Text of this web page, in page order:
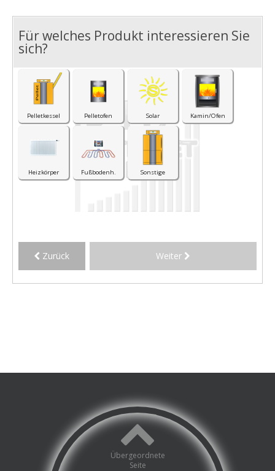
Für welches Produkt interessieren Sie
sich?
Pelletkessel Pelletofen Solar Kamin/Ofen
Heizkörper Fußbodenh. Sonstige
Zurück Weiter
Übergeordnete
Seite